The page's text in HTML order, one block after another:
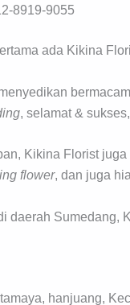
8919-9055
ada Kikina
, selamat &
Kikina Florist
flower, dan juga
daerah Sumedang,
hanjuang,